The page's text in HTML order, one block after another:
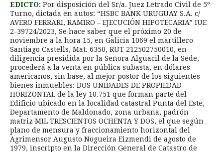
EDICTO: Por disposición del Sr/a. Juez Letrado Civil de 5º
Turno, dictada en autos: “HSBC BANK URUGUAY S.A. c/
AVERO FERRARI, RAMIRO – EJECUCIÓN HIPOTECARIA” IUE
2-39724/2023, Se hace saber que el próximo 20 de
noviembre a la hora 15, en Galicia 1069 el martillero
Santiago Castells, Mat. 6350, RUT 212502750010, en
diligencia presidida por la Señora Alguacil de la Sede,
procederá a la venta en pública subasta, en dólares
americanos, sin base, al mejor postor de los siguientes
bienes inmuebles: DOS UNIDADES DE PROPIEDAD
HORIZONTAL de la ley 10.751 que forman parte del
Edificio ubicado en la localidad catastral Punta del Este,
Departamento de Maldonado, zona urbana, padrón
matriz MIL TRESCIENTOS OCHENTA Y DOS, el que según
plano de mensura y fraccionamiento horizontal del
Agrimensor Augusto Nogueira Eizmendi de agosto de
1979, inscripto en la Dirección General de Catastro de